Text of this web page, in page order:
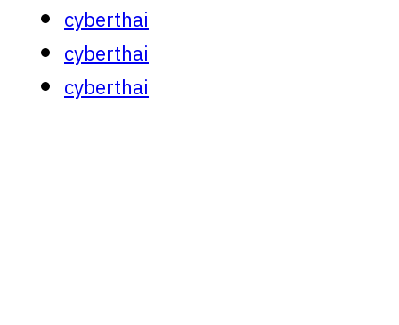
cyberthai
cyberthai
cyberthai